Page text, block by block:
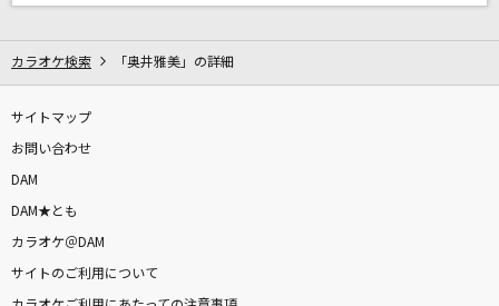
カラオケ検索 「奥井雅美」の詳細
サイトマップ
お問い合わせ
DAM
DAM★とも
カラオケ＠DAM
サイトのご利用について